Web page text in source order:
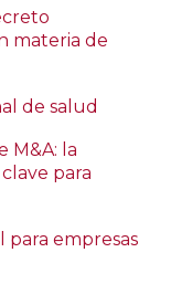
materia de
de salud
M&A: la
para
para empresas